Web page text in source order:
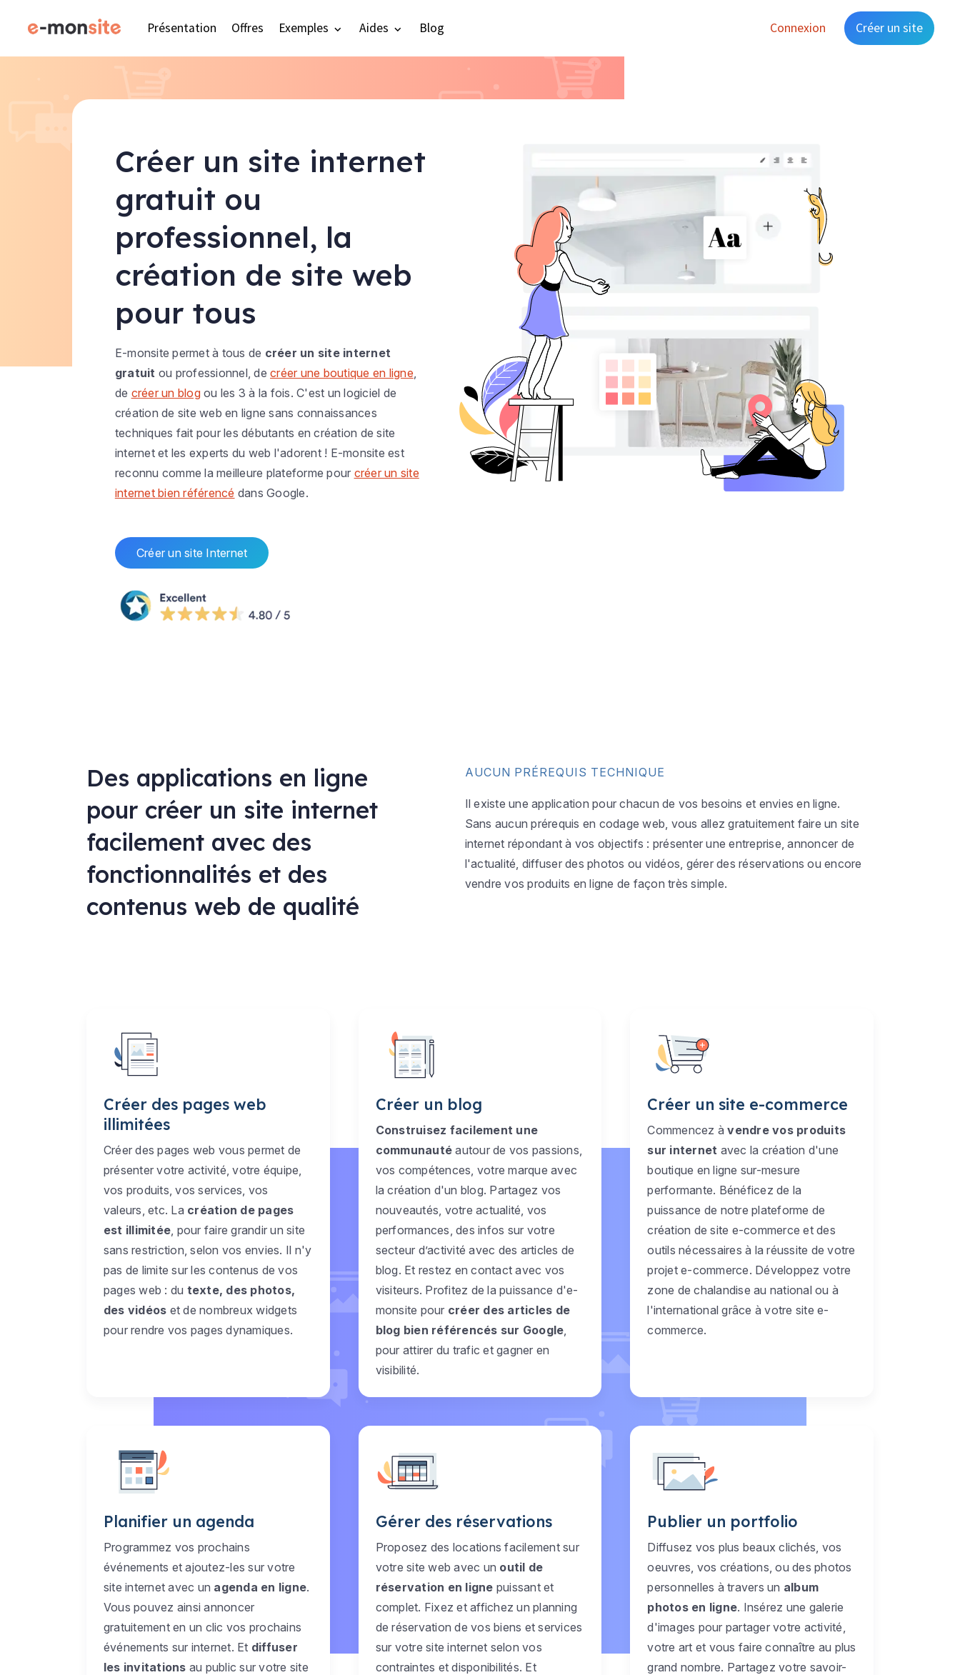
Présentation Offres Exemples Aides Blog Connexion Créer un site
Créer un site internet
gratuit ou
professionnel, la
création de site web
pour tous
E-monsite permet à tous de créer un site internet
gratuit ou professionnel, decréer une boutique en ligne,
de créer un blogou les 3 à la fois. C'est un logiciel de
création de site web en ligne sans connaissances
techniques fait pour les débutants en création de site
internet et les experts du web l'adorent ! E-monsite est
reconnu comme la meilleure plateforme pour créer un site
internet bien référencé dans Google.
Créer un site Internet
Des applications en ligne
pour créer un site internet
facilement avec des
fonctionnalités et des
contenus web de qualité
AUCUN PRÉREQUIS TECHNIQUE
Il existe une application pour chacun de vos besoins et envies en ligne.
Sans aucun prérequis en codage web, vous allez gratuitement faire un site
internet répondant à vos objectifs : présenter une entreprise, annoncer de
l'actualité, diffuser des photos ou vidéos, gérer des réservations ou encore
vendre vos produits en ligne de façon très simple.
Créer des pages web
illimitées
Créer des pages web vous permet de
présenter votre activité, votre équipe,
vos produits, vos services, vos
valeurs, etc. La création de pages
est illimitée , pour faire grandir un site
sans restriction, selon vos envies. Il n'y
pas de limite sur les contenus de vos
pages web : du texte, des photos,
des vidéos et de nombreux widgets
pour rendre vos pages dynamiques.
Créer un blog
Construisez facilement une
communauté autour de vos passions,
vos compétences, votre marque avec
la création d'un blog. Partagez vos
nouveautés, votre actualité, vos
performances, des infos sur votre
secteur d’activité avec des articles de
blog. Et restez en contact avec vos
visiteurs. Profitez de la puissance d'e-
monsite pour créer des articles de
blog bien référencés sur Google
pour attirer du trafic et gagner en
visibilité.
Créer un site e-commerce
Commencez àvendre vos produits
sur internet avec la création d'une
boutique en ligne sur-mesure
performante. Bénéficez de la
puissance de notre plateforme de
création de site e-commerce et des
outils nécessaires à la réussite de votre
projet e-commerce. Développez votre
zone de chalandise au national ou à
l'international grâce à votre site e-
commerce.
Planifier un agenda
Programmez vos prochains
événements et ajoutez-les sur votre
site internet avec un agenda en ligne.
Vous pouvez ainsi annoncer
gratuitement en un clic vos prochains
événements sur internet. Et diffuser
les invitations au public sur votre site
Gérer des réservations
Proposez des locations facilement sur
votre site web avec un outil de
réservation en ligne puissant et
complet. Fixez et affichez un planning
de réservation de vos biens et services
sur votre site internet selon vos
contraintes et disponibilités. Et
Publier un portfolio
Diffusez vos plus beaux clichés, vos
oeuvres, vos créations, ou des photos
personnelles à travers un album
photos en ligne. Insérez une galerie
d'images pour partager votre activité,
votre art et vous faire connaître au plus
grand nombre. Partagez votre savoir-